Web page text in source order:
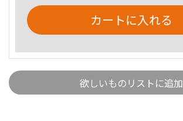
カートに入れる
欲しいものリストに追加